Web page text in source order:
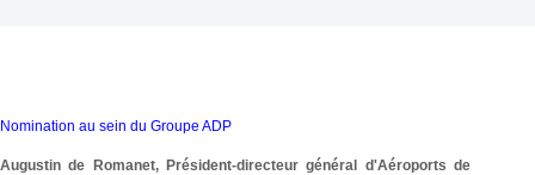
Nomination au sein du Groupe ADP
Augustin de Romanet, Président-directeur général d'Aéroports de